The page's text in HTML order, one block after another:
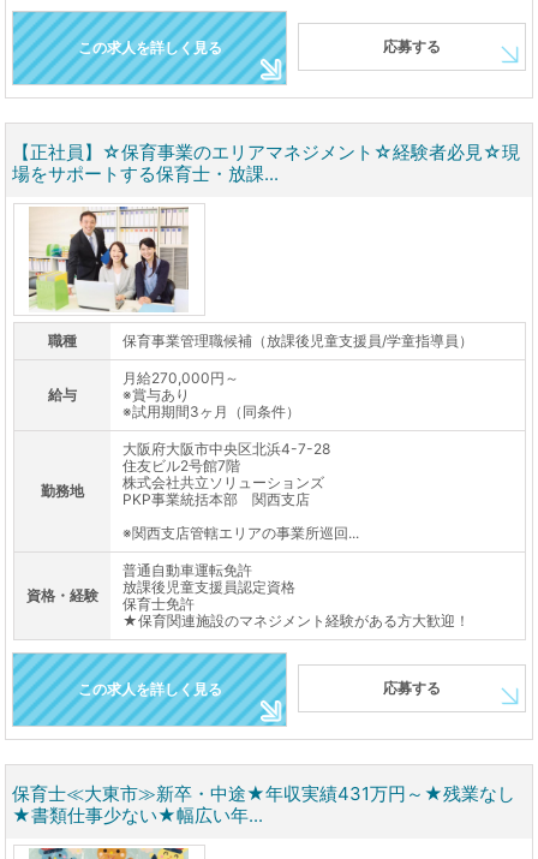
この求人を詳しく見る 応募する
【正社員】☆保育事業のエリアマネジメント☆経験者必見☆現
場をサポートする保育士・放課...
職種 保育事業管理職候補（放課後児童支援員/学童指導員）
給与
月給270,000円～
※賞与あり
※試用期間3ヶ月（同条件）
勤務地
大阪府大阪市中央区北浜4-7-28
住友ビル2号館7階
株式会社共立ソリューションズ
PKP事業統括本部 関西支店
※関西支店管轄エリアの事業所巡回...
資格・経験
普通自動車運転免許
放課後児童支援員認定資格
保育士免許
★保育関連施設のマネジメント経験がある方大歓迎！
この求人を詳しく見る 応募する
保育士≪大東市≫新卒・中途★年収実績431万円～★残業なし
★書類仕事少ない★幅広い年...